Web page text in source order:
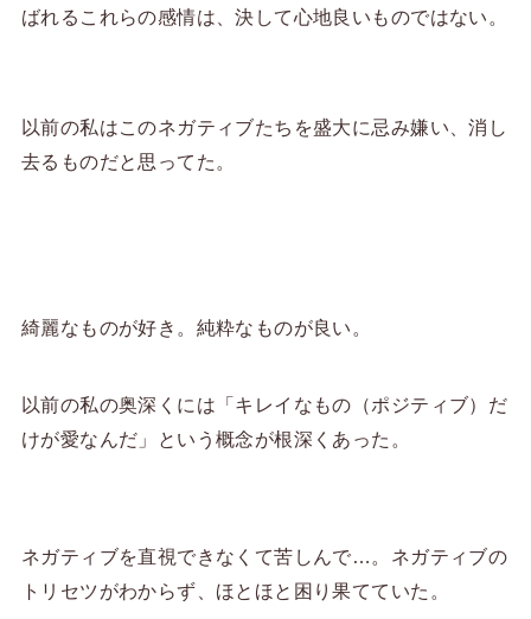
ばれるこれらの感情は、決して心地良いものではない。
以前の私はこのネガティブたちを盛大に忌み嫌い、消し
去るものだと思ってた。
綺麗なものが好き。純粋なものが良い。
以前の私の奥深くには「キレイなもの（ポジティブ）だ
けが愛なんだ」という概念が根深くあった。
ネガティブを直視できなくて苦しんで…。ネガティブの
トリセツがわからず、ほとほと困り果てていた。